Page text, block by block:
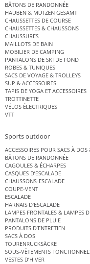
BÂTONS DE RANDONNÉE
HAUBEN & MÜTZEN GESAMT
CHAUSSETTES DE COURSE
CHAUSSETTES & CHAUSSONS
CHAUSSURES
MAILLOTS DE BAIN
MOBILIER DE CAMPING
PANTALONS DE SKI DE FOND
ROBES & TUNIQUES
SACS DE VOYAGE & TROLLEYS
SUP & ACCESSOIRES
TAPIS DE YOGA ET ACCESSOIRES
TROTTINETTE
VÉLOS ÉLECTRIQUES
VTT
Sports outdoor
ACCESSOIRES POUR SACS À DOS
BÂTONS DE RANDONNÉE
CAGOULES & ÉCHARPES
CASQUES D’ESCALADE
CHAUSSONS-ESCALADE
COUPE-VENT
ESCALADE
HARNAIS D’ESCALADE
LAMPES FRONTALES & LAMPES
PANTALONS DE PLUIE
PRODUITS D’ENTRETIEN
SACS À DOS
TOURENRUCKSÄCKE
SOUS-VÊTEMENTS
VESTES D’HIVER